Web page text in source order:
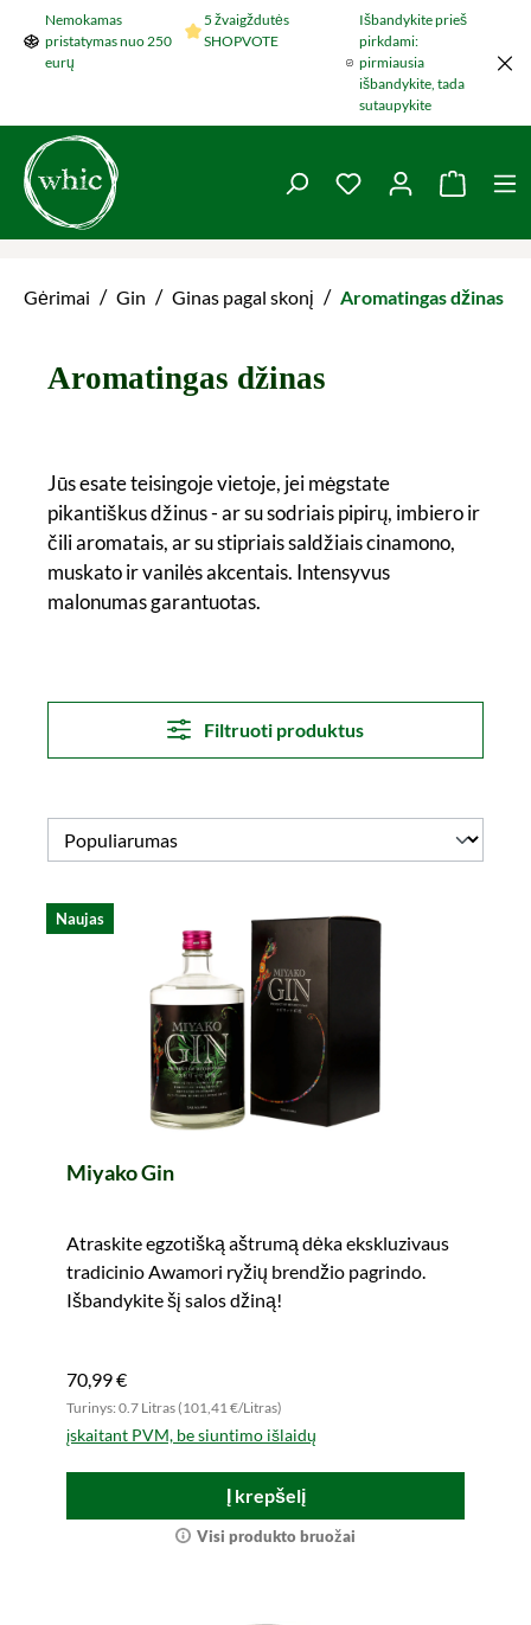
Šokti į pagrindinį turinį
Nemokamas
pristatymas nuo 250
eurų
5 žvaigždutės
SHOPVOTE
Išbandykite prieš
pirkdami:
pirmiausia
išbandykite, tada
sutaupykite
You have 0 wishlist
Gėrimai / Gin / Ginas pagal skonį / Aromatingas džinas
Aromatingas džinas
Jūs esate teisingoje vietoje, jei mėgstate
pikantiškus džinus - ar su sodriais pipirų, imbiero ir
čili aromatais, ar su stipriais saldžiais cinamono,
muskato ir vanilės akcentais. Intensyvus
malonumas garantuotas.
Filtruoti produktus
Naujas
Miyako Gin
Atraskite egzotišką aštrumą dėka ekskluzivaus
tradicinio Awamori ryžių brendžio pagrindo.
Išbandykite šį salos džiną!
70,99 €
Turinys: 0.7 Litras (101,41 €/Litras)
įskaitant PVM, be siuntimo išlaidų
Į krepšelį
Visi produkto bruožai